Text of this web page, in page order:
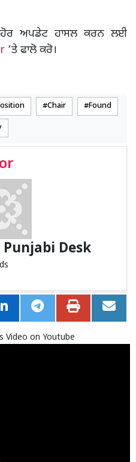
ਅਪਡੇਟ ਹਾਸਲ ਕਰਨ ਲਈ
‘ਤੇ ਫਾਲੋ ਕਰੋ।
Chair Found
Desk
Video on Youtube